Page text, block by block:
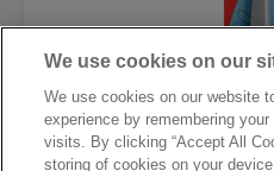
We use cookies on our
We use cookies on our website
experience by remembering
visits. By clicking “Accept All
storing of cookies on your